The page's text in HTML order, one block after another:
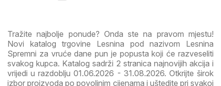
Tražite najbolje ponude? Onda ste na pravom mjestu!
Novi katalog trgovine Lesnina pod nazivom Lesnina
Spremni za vruće dane pun je popusta koji će razveseliti
svakog kupca. Katalog sadrži 2 stranica najnovijih akcija i
vrijedi u razdoblju 01.06.2026 - 31.08.2026. Otkrijte širok
izbor proizvoda po povoljnim cijenama i uštedite pri svakoj